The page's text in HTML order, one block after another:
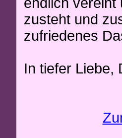
zusteht und
zufriedenes
In tiefer Liebe,